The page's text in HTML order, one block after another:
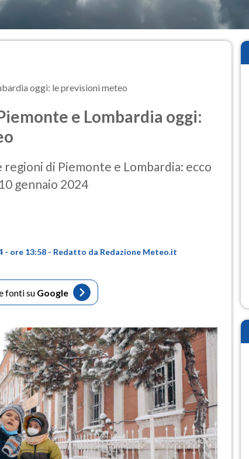
oggi: le previsioni meteo
e Lombardia oggi:
di Piemonte e Lombardia: ecco
gennaio 2024
- ore 13:58 - Redatto da Redazione Meteo.it
fonti su Google